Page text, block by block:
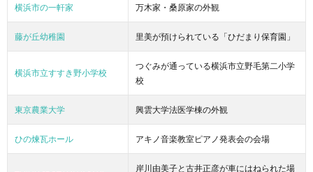
横浜市の一軒家 万木家・桑原家の外観
藤が丘幼稚園 里美が預けられている「ひだまり保育園」
横浜市立すすき野小学校
つぐみが通っている横浜市立野毛第二小学
校
東京農業大学 興雲大学法医学棟の外観
ひの煉瓦ホール アキノ音楽教室ピアノ発表会の会場
岸川由美子と古井正彦が車にはねられた場